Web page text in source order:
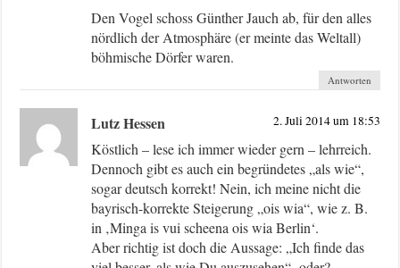
Den Vogel schoss Günther Jauch ab, für den alles
nördlich der Atmosphäre (er meinte das Weltall)
böhmische Dörfer waren.
Antworten
Lutz Hessen 2. Juli 2014 um 18:53
Köstlich – lese ich immer wieder gern – lehrreich.
Dennoch gibt es auch ein begründetes „als wie“,
sogar deutsch korrekt! Nein, ich meine nicht die
bayrisch-korrekte Steigerung „ois wia“, wie z. B.
in ‚Minga is vui scheena ois wia Berlin‘.
Aber richtig ist doch die Aussage: „Ich finde das